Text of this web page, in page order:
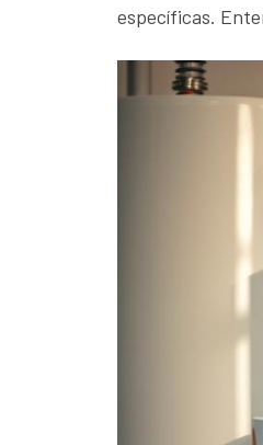
específicas.